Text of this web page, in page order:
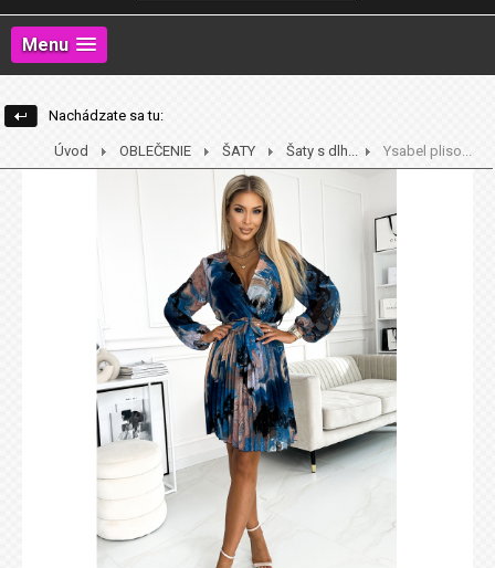
Menu
Nachádzate sa tu:
Úvod OBLEČENIE ŠATY Šaty s dlh... Ysabel pliso...